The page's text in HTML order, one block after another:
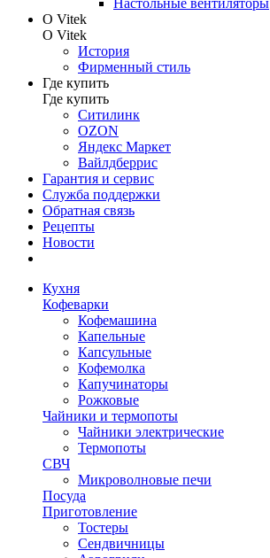
Настольные вентиляторы
О Vitek
О Vitek
История
Фирменный стиль
Где купить
Где купить
Ситилинк
OZON
Яндекс Маркет
Вайлдберрис
Гарантия и сервис
Служба поддержки
Обратная связь
Рецепты
Новости
Кухня
Кофеварки
Кофемашина
Капельные
Капсульные
Кофемолка
Капучинаторы
Рожковые
Чайники и термопоты
Чайники электрические
Термопоты
СВЧ
Микроволновые печи
Посуда
Приготовление
Тостеры
Сендвичницы